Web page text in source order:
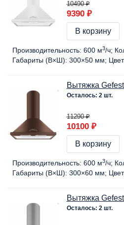
10490 ₽
9390 ₽
В корзину
Производительность: 600 м3/ч
Габариты (В×Ш): 300×50 мм
Вытяжка
Осталось: 2 шт.
11290 ₽
10100 ₽
В корзину
Производительность: 600 м3/ч
Габариты (В×Ш): 300×60 мм
Вытяжка
Осталось: 2 шт.